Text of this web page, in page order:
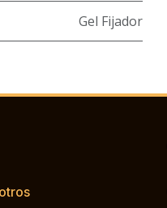
Gel Fijador